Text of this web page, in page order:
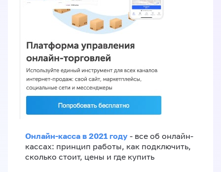
Онлайн-касса в 2021 году - все об онлайн-
кассах: принцип работы, как подключить,
сколько стоит, цены и где купить